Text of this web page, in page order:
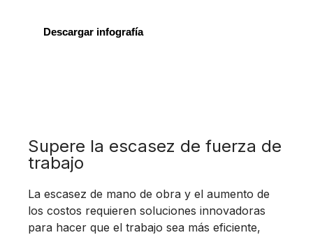
Descargar infografía
Supere la escasez de fuerza de
trabajo
La escasez de mano de obra y el aumento de
los costos requieren soluciones innovadoras
para hacer que el trabajo sea más eficiente,